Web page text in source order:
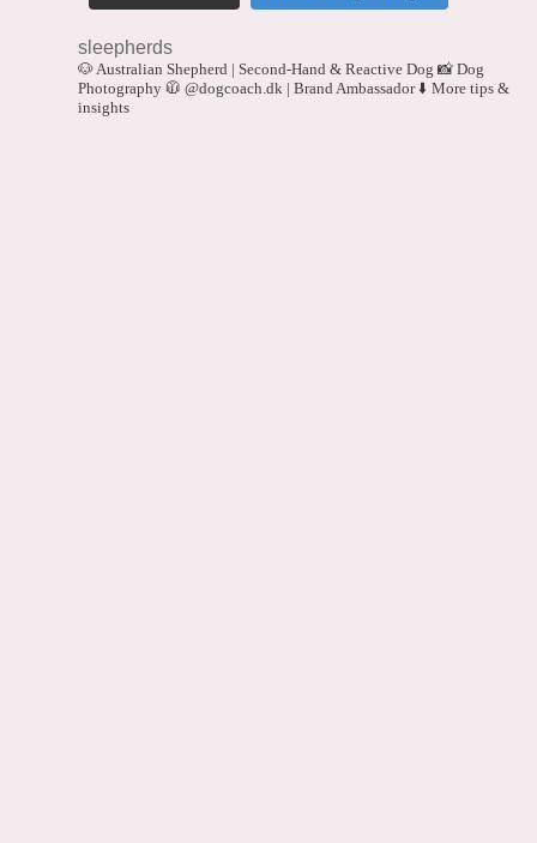
sleepherds
🐶 Australian Shepherd | Second-Hand & Reactive Dog 📸 Dog
Photography 🧥 @dogcoach.dk | Brand Ambassador⬇️ More tips &
insights